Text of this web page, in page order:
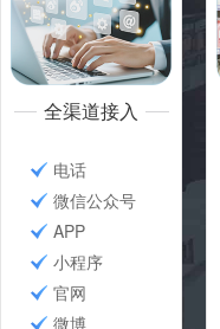
全渠道接入
电话
微信公众号
APP
小程序
官网
微博